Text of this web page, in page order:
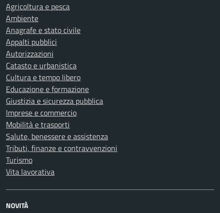
Agricoltura e pesca
Ambiente
Anagrafe e stato civile
Appalti pubblici
Autorizzazioni
Catasto e urbanistica
Cultura e tempo libero
Educazione e formazione
Giustizia e sicurezza pubblica
Imprese e commercio
Mobilità e trasporti
Salute, benessere e assistenza
Tributi, finanze e contravvenzioni
Turismo
Vita lavorativa
NOVITÀ